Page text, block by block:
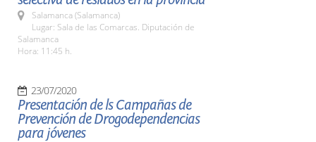
Salamanca (Salamanca)
Lugar: Sala de las Comarcas. Diputación de
Salamanca
Hora: 11:45 h.
23/07/2020
Presentación de ls Campañas de
Prevención de Drogodependencias
para jóvenes